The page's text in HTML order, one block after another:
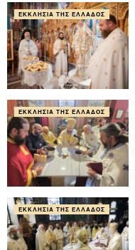
ΕΚΚΛΗΣΊΑ ΤΗΣ ΕΛΛΆΔΟΣ
ΕΚΚΛΗΣΊΑ ΤΗΣ ΕΛΛΆΔΟΣ
ΕΚΚΛΗΣΊΑ ΤΗΣ ΕΛΛΆΔΟΣ